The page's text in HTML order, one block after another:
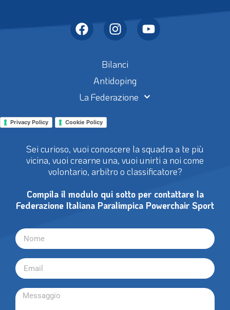
Bilanci
Antidoping
La Federazione
Privacy Policy Cookie Policy
Sei curioso, vuoi conoscere la squadra a te più
vicina, vuoi crearne una, vuoi unirti a noi come
volontario, arbitro o classificatore?
Compila il modulo qui sotto per contattare la
Federazione Italiana Paralimpica Powerchair Sport